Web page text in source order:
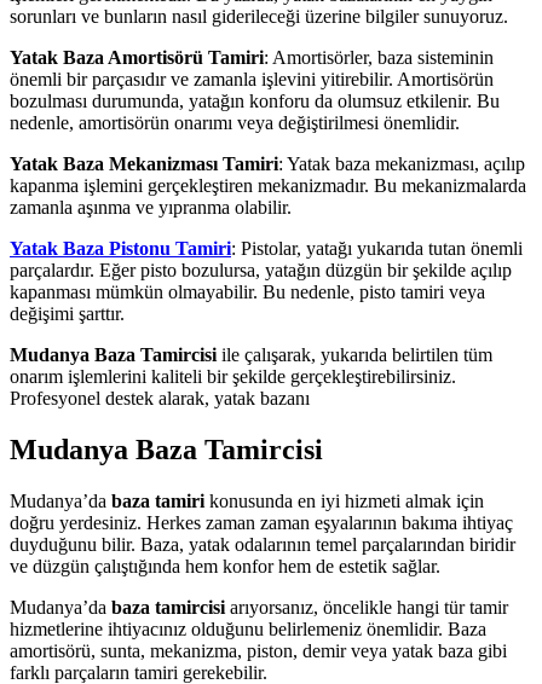
sorunları ve bunların nasıl giderileceği üzerine bilgiler sunuyoruz.
Yatak Baza Amortisörü Tamiri: Amortisörler, baza sisteminin
önemli bir parçasıdır ve zamanla işlevini yitirebilir. Amortisörün
bozulması durumunda, yatağın konforu da olumsuz etkilenir. Bu
nedenle, amortisörün onarımı veya değiştirilmesi önemlidir.
Yatak Baza Mekanizması Tamiri: Yatak baza mekanizması, açılıp
kapanma işlemini gerçekleştiren mekanizmadır. Bu mekanizmalarda
zamanla aşınma ve yıpranma olabilir.
Yatak Baza Pistonu Tamiri: Pistolar, yatağı yukarıda tutan önemli
parçalardır. Eğer pisto bozulursa, yatağın düzgün bir şekilde açılıp
kapanması mümkün olmayabilir. Bu nedenle, pisto tamiri veya
değişimi şarttır.
Mudanya Baza Tamircisi ile çalışarak, yukarıda belirtilen tüm
onarım işlemlerini kaliteli bir şekilde gerçekleştirebilirsiniz.
Profesyonel destek alarak, yatak bazanı
Mudanya Baza Tamircisi
Mudanya’da baza tamiri konusunda en iyi hizmeti almak için
doğru yerdesiniz. Herkes zaman zaman eşyalarının bakıma ihtiyaç
duyduğunu bilir. Baza, yatak odalarının temel parçalarından biridir
ve düzgün çalıştığında hem konfor hem de estetik sağlar.
Mudanya’da baza tamircisi arıyorsanız, öncelikle hangi tür tamir
hizmetlerine ihtiyacınız olduğunu belirlemeniz önemlidir. Baza
amortisörü, sunta, mekanizma, piston, demir veya yatak baza gibi
farklı parçaların tamiri gerekebilir.